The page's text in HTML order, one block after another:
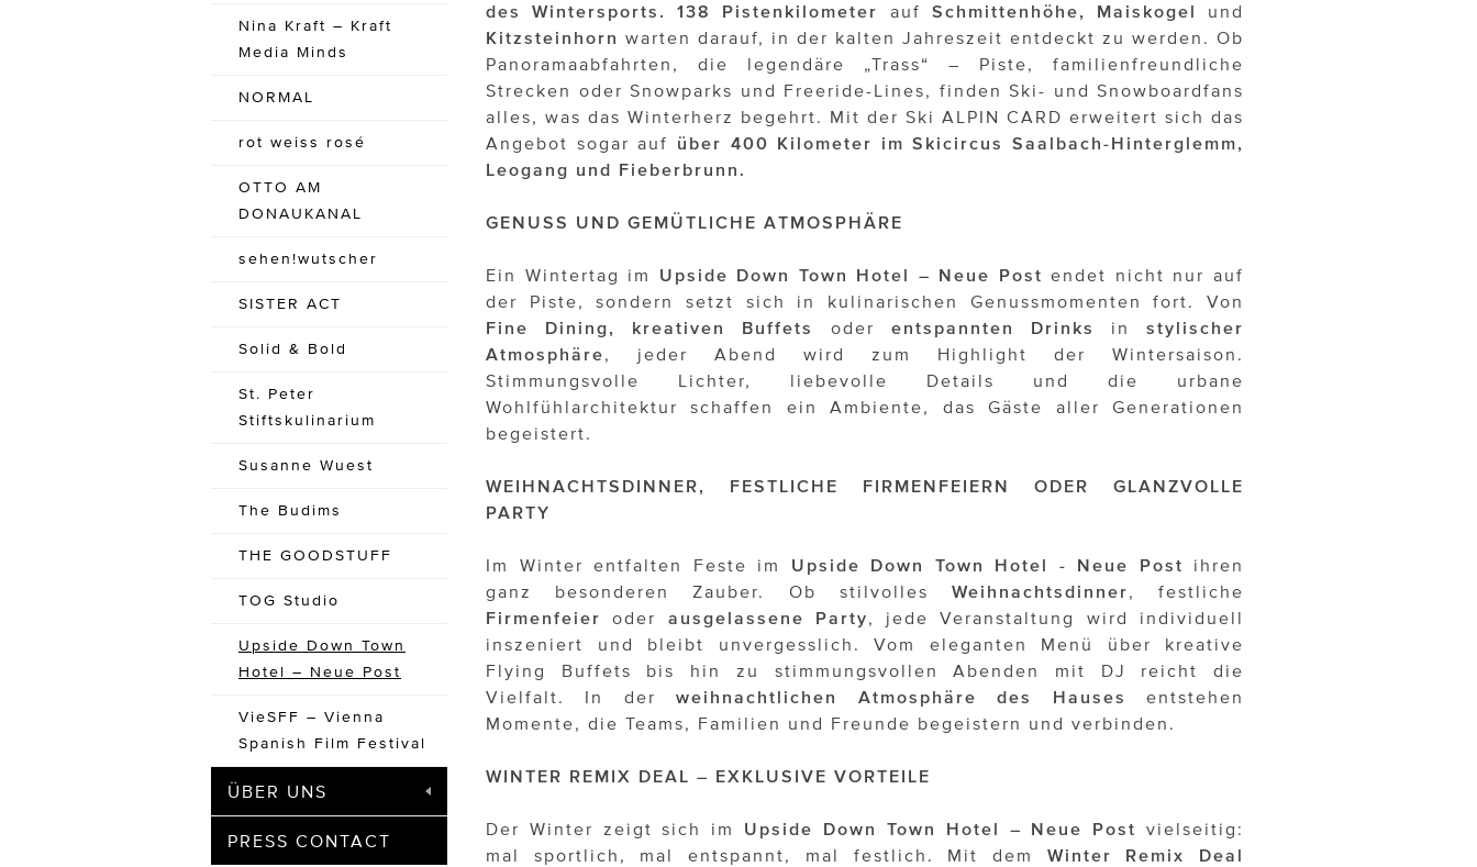
Nina Kraft – Kraft
Media Minds
NORMAL
rot weiss rosé
OTTO AM
DONAUKANAL
sehen!wutscher
SISTER ACT
Solid & Bold
St. Peter
Stiftskulinarium
Susanne Wuest
The Budims
THE GOODSTUFF
TOG Studio
Upside Down Town
Hotel – Neue Post
VieSFF – Vienna
Spanish Film Festival
ÜBER UNS
PRESS CONTACT
des Wintersports.
138 Pistenkilometer auf Schmittenhöhe, Maiskogel
und
Kitzsteinhorn warten darauf, in der kalten Jahreszeit entdeckt zu werden. Ob
Panoramaabfahrten, die legendäre „Trass“ – Piste, familienfreundliche
Strecken oder Snowparks und Freeride-Lines, finden Ski- und Snowboardfans
alles, was das Winterherz begehrt. Mit der Ski ALPIN CARD erweitert sich das
Angebot sogar auf
über 400 Kilometer im Skicircus Saalbach-Hinterglemm,
Leogang und Fieberbrunn.
GENUSS UND GEMÜTLICHE ATMOSPHÄRE
Ein Wintertag im Upside Down Town Hotel – Neue Post endet nicht nur auf
der Piste, sondern setzt sich in kulinarischen Genussmomenten fort. Von
Fine Dining, kreativen Buffets
oder entspannten Drinks in stylischer
Atmosphäre, jeder Abend wird zum Highlight der Wintersaison.
Stimmungsvolle Lichter, liebevolle Details und die urbane
Wohlfühlarchitektur schaffen ein Ambiente, das Gäste aller Generationen
begeistert.
WEIHNACHTSDINNER, FESTLICHE FIRMENFEIERN ODER GLANZVOLLE
PARTY
Im Winter entfalten Feste im Upside Down Town Hotel - Neue Post ihren
ganz besonderen Zauber. Ob stilvolles Weihnachtsdinner, festliche
Firmenfeier
oder ausgelassene Party, jede Veranstaltung wird individuell
inszeniert und bleibt unvergesslich. Vom eleganten Menü über kreative
Flying Buffets bis hin zu stimmungsvollen Abenden mit DJ reicht die
Vielfalt. In derweihnachtlichen Atmosphäre des Hauses
entstehen
Momente, die Teams, Familien und Freunde begeistern und verbinden.
WINTER REMIX DEAL – EXKLUSIVE VORTEILE
Der Winter zeigt sich im Upside Down Town Hotel – Neue Post
vielseitig:
mal sportlich, mal entspannt, mal festlich. Mit dem Winter Remix Deal